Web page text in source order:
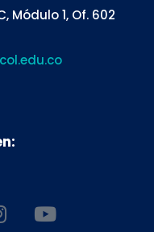
Módulo 1, Of. 602
Y
o